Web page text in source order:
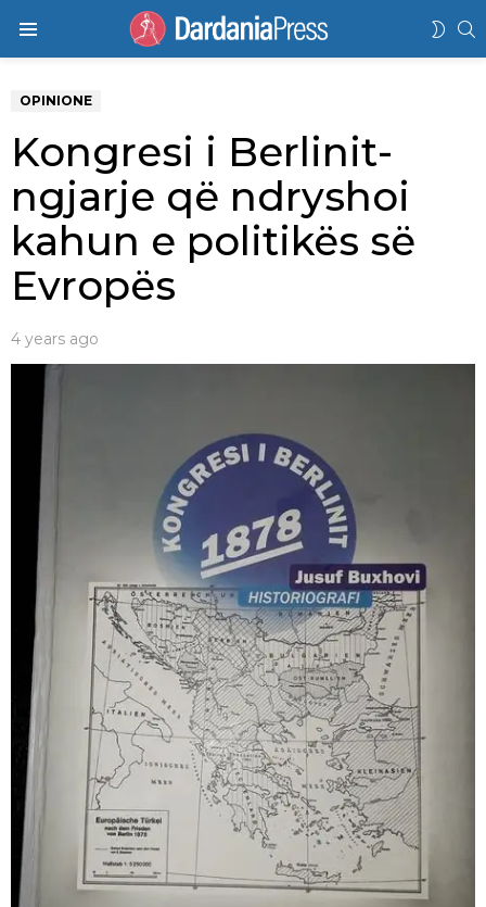
OPINIONE
Kongresi i Berlinit-
ngjarje që ndryshoi
kahun e politikës së
Evropës
4 years ago